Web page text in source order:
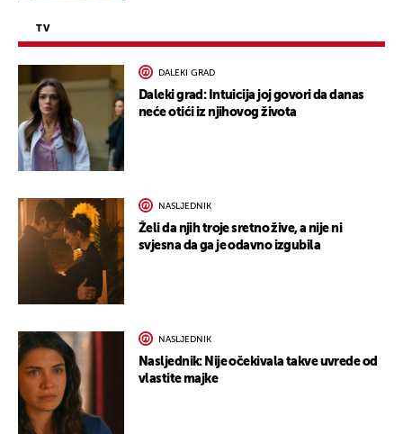
TV
DALEKI GRAD
Daleki grad: Intuicija joj govori da danas
neće otići iz njihovog života
NASLJEDNIK
Želi da njih troje sretno žive, a nije ni
svjesna da ga je odavno izgubila
NASLJEDNIK
Nasljednik: Nije očekivala takve uvrede od
vlastite majke